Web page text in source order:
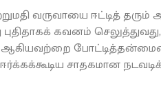
வருவாயை ஈட்டித்
கவனம்
சாதகமான